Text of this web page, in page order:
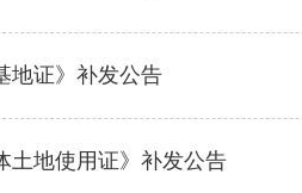
地证》补发公告
土地使用证》补发公告